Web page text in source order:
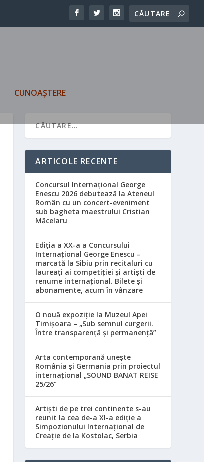
CUNOAȘTERE
ARTICOLE RECENTE
Concursul Internațional George
Enescu 2026 debutează la Ateneul
Român cu un concert-eveniment
sub bagheta maestrului Cristian
Măcelaru
Ediția a XX-a a Concursului
Internațional George Enescu –
marcată la Sibiu prin recitaluri cu
laureați ai competiției și artiști de
renume internațional. Bilete și
abonamente, acum în vânzare
O nouă expoziție la Muzeul Apei
Timișoara – „Sub semnul curgerii.
Între transparență și permanență”
Arta contemporană unește
România și Germania prin proiectul
internațional „SOUND BANAT REISE
25/26”
Artiști de pe trei continente s-au
reunit la cea de-a XI-a ediție a
Simpozionului Internațional de
Creație de la Kostolac, Serbia